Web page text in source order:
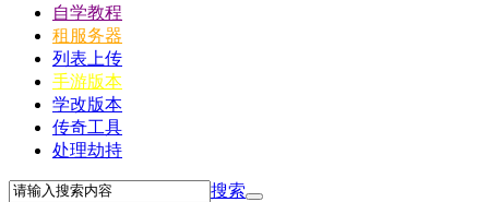
自学教程
租服务器
列表上传
手游版本
学改版本
传奇工具
处理劫持
搜索